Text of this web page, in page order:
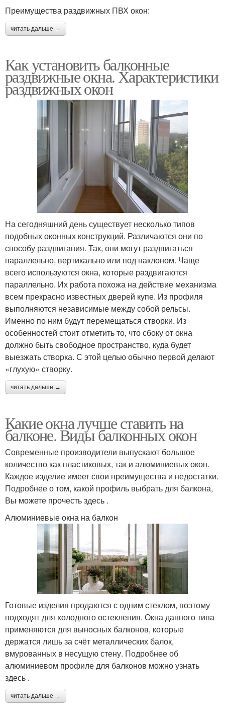
Преимущества раздвижных ПВХ окон:
читать дальше →
Как установить балконные
раздвижные окна. Характеристики
раздвижных окон
На сегодняшний день существует несколько типов
подобных оконных конструкций. Различаются они по
способу раздвигания. Так, они могут раздвигаться
параллельно, вертикально или под наклоном. Чаще
всего используются окна, которые раздвигаются
параллельно. Их работа похожа на действие механизма
всем прекрасно известных дверей купе. Из профиля
выполняются независимые между собой рельсы.
Именно по ним будут перемещаться створки. Из
особенностей стоит отметить то, что сбоку от окна
должно быть свободное пространство, куда будет
выезжать створка. С этой целью обычно первой делают
«глухую» створку.
читать дальше →
Какие окна лучше ставить на
балконе. Виды балконных окон
Современные производители выпускают большое
количество как пластиковых, так и алюминиевых окон.
Каждое изделие имеет свои преимущества и недостатки.
Подробнее о том, какой профиль выбрать для балкона,
Вы можете прочесть здесь .
Алюминиевые окна на балкон
Готовые изделия продаются с одним стеклом, поэтому
подходят для холодного остекления. Окна данного типа
применяются для выносных балконов, которые
держатся лишь за счёт металлических балок,
вмурованных в несущую стену. Подробнее об
алюминиевом профиле для балконов можно узнать
здесь .
читать дальше →